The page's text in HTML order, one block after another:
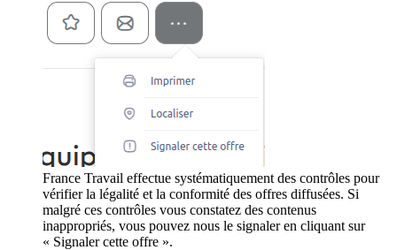
France Travail effectue systématiquement des contrôles pour
vérifier la légalité et la conformité des offres diffusées. Si
malgré ces contrôles vous constatez des contenus
inappropriés, vous pouvez nous le signaler en cliquant sur
« Signaler cette offre ».